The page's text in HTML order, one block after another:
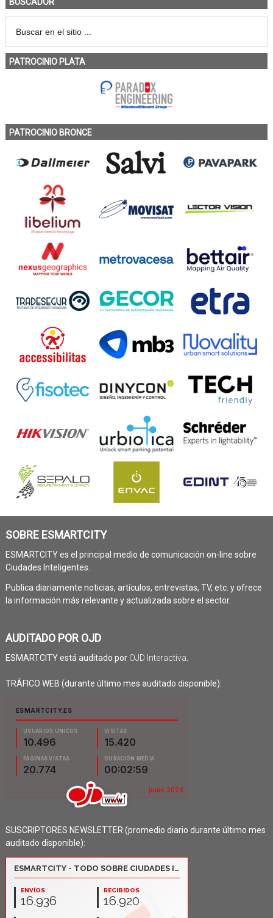
PATROCINIO PLATA
PATROCINIO BRONCE
SOBRE ESMARTCITY
ESMARTCITY es el principal medio de comunicación on-line sobre
Ciudades Inteligentes.
Publica diariamente noticias, artículos, entrevistas, TV, etc. y ofrece
la información más relevante y actualizada sobre el sector.
AUDITADO POR OJD
ESMARTCITY está auditado por OJD Interactiva
TRÁFICO WEB (durante último mes auditado disponible):
SUSCRIPTORES NEWSLETTER (promedio diario durante último mes
auditado disponible):